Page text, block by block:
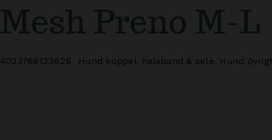
Mesh Preno M-L
4033766133626 Hund koppel, halsband & sele Hund övrigt